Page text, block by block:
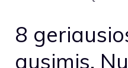
8
ausimis.